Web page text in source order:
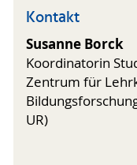
Kontakt
Susanne Borck
Koordinatorin
Zentrum für
UR)